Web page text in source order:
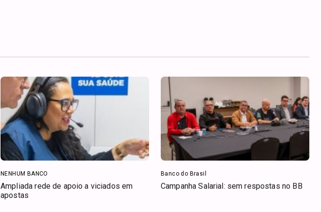
NENHUM BANCO
Ampliada rede de apoio a viciados em
apostas
Banco do Brasil
Campanha Salarial: sem respostas no BB